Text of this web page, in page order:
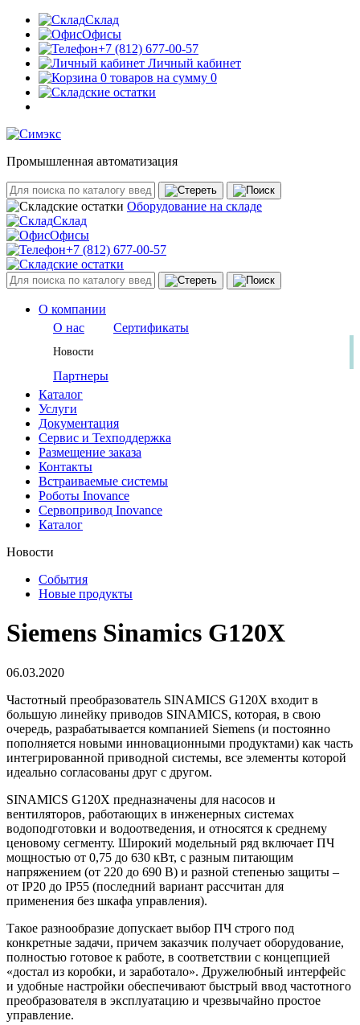
Склад
Офисы
+7 (812) 677-00-57
Личный кабинет
0 товаров на сумму 0
Промышленная автоматизация
Оборудование на складе
Склад
Офисы
+7 (812) 677-00-57
О компании
О нас
Сертификаты
Новости
Партнеры
Каталог
Услуги
Документация
Сервис и Техподдержка
Размещение заказа
Контакты
Встраиваемые системы
Роботы Inovance
Сервопривод Inovance
Каталог
Новости
События
Новые продукты
Siemens Sinamics G120X
06.03.2020
Частотный преобразователь SINAMICS G120X входит в
большую линейку приводов SINAMICS, которая, в свою
очередь, разрабатывается компанией Siemens (и постоянно
пополняется новыми инновационными продуктами) как часть
интегрированной приводной системы, все элементы которой
идеально согласованы друг с другом.
SINAMICS G120X предназначены для насосов и
вентиляторов, работающих в инженерных системах
водоподготовки и водоотведения, и относятся к среднему
ценовому сегменту. Широкий модельный ряд включает ПЧ
мощностью от 0,75 до 630 кВт, с разным питающим
напряжением (от 220 до 690 В) и разной степенью защиты –
от IP20 до IP55 (последний вариант рассчитан для
применения без шкафа управления).
Такое разнообразие допускает выбор ПЧ строго под
конкретные задачи, причем заказчик получает оборудование,
полностью готовое к работе, в соответствии с концепцией
«достал из коробки, и заработало». Дружелюбный интерфейс
и удобные настройки обеспечивают быстрый ввод частотного
преобразователя в эксплуатацию и чрезвычайно простое
управление.